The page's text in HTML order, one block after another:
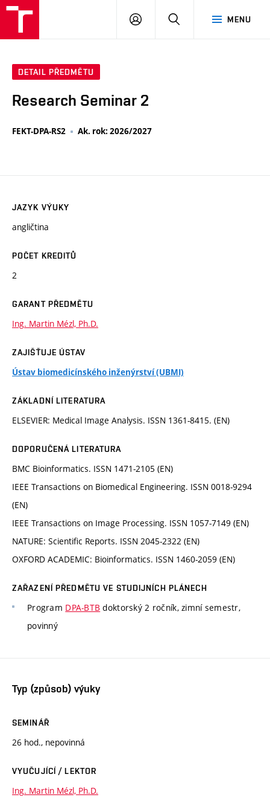
MENU
PŘIHLÁSIT
DETAIL PŘEDMĚTU
Research Seminar 2
FEKT-DPA-RS2 Ak. rok: 2026/2027
JAZYK VÝUKY
angličtina
POČET KREDITŮ
2
GARANT PŘEDMĚTU
Ing. Martin Mézl, Ph.D.
ZAJIŠŤUJE ÚSTAV
Ústav biomedicínského inženýrství (UBMI)
ZÁKLADNÍ LITERATURA
ELSEVIER: Medical Image Analysis. ISSN 1361-8415. (EN)
DOPORUČENÁ LITERATURA
BMC Bioinformatics. ISSN 1471-2105 (EN)
IEEE Transactions on Biomedical Engineering. ISSN 0018-9294
(EN)
IEEE Transactions on Image Processing. ISSN 1057-7149 (EN)
NATURE: Scientific Reports. ISSN 2045-2322 (EN)
OXFORD ACADEMIC: Bioinformatics. ISSN 1460-2059 (EN)
ZAŘAZENÍ PŘEDMĚTU VE STUDIJNÍCH PLÁNECH
Program DPA-BTB doktorský 2 ročník, zimní semestr,
povinný
Typ (způsob) výuky
SEMINÁŘ
26 hod., nepovinná
VYUČUJÍCÍ / LEKTOR
Ing. Martin Mézl, Ph.D.